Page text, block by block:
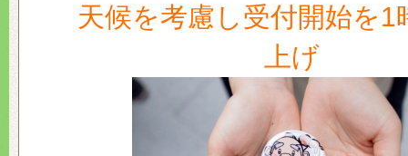
天候を考慮し受付開始を1
上げ